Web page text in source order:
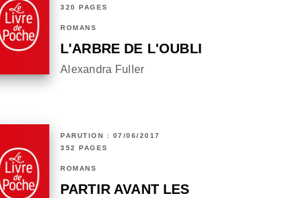
320 PAGES
ROMANS
L'ARBRE DE L'OUBLI
Alexandra Fuller
PARUTION : 07/06/2017
352 PAGES
ROMANS
PARTIR AVANT LES